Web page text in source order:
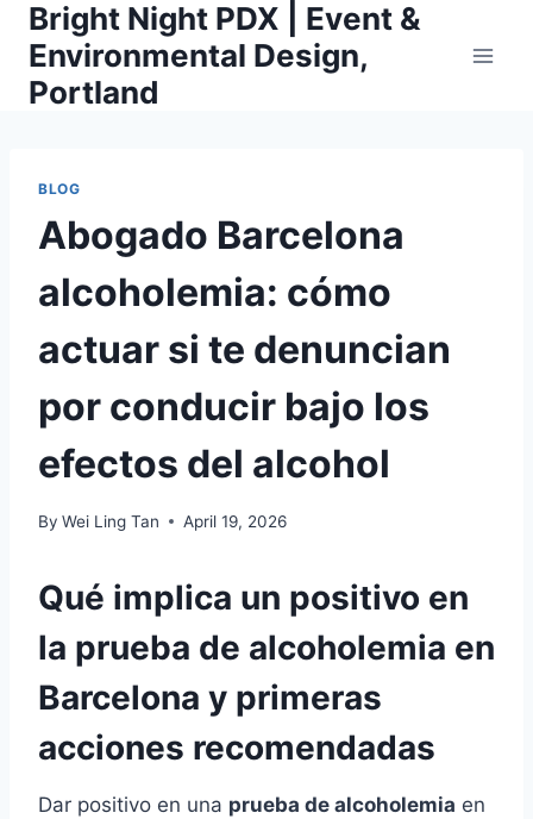
Skip
content
Bright Night PDX | Event &
Environmental Design,
Portland
BLOG
Abogado Barcelona
alcoholemia: cómo
actuar si te denuncian
por conducir bajo los
efectos del alcohol
By Wei Ling Tan April 19, 2026
Qué implica un positivo en
la prueba de alcoholemia en
Barcelona y primeras
acciones recomendadas
Dar positivo en una prueba de alcoholemia en